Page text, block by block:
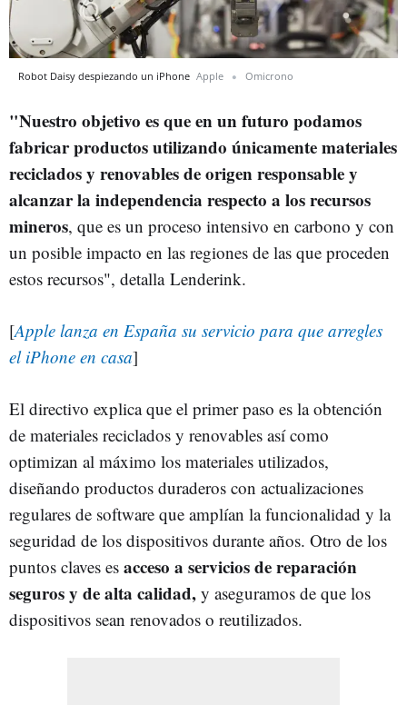
Robot Daisy despiezando un iPhone Apple Omicrono
"Nuestro objetivo es que en un futuro podamos
fabricar productos utilizando únicamente materiales
reciclados y renovables de origen responsable y
alcanzar la independencia respecto a los recursos
mineros, que es un proceso intensivo en carbono y con
un posible impacto en las regiones de las que proceden
estos recursos", detalla Lenderink.
[Apple lanza en España su servicio para que arregles
el iPhone en casa]
El directivo explica que el primer paso es la obtención
de materiales reciclados y renovables así como
optimizan al máximo los materiales utilizados,
diseñando productos duraderos con actualizaciones
regulares de software que amplían la funcionalidad y la
seguridad de los dispositivos durante años. Otro de los
puntos claves es acceso a servicios de reparación
seguros y de alta calidad, y aseguramos de que los
dispositivos sean renovados o reutilizados.